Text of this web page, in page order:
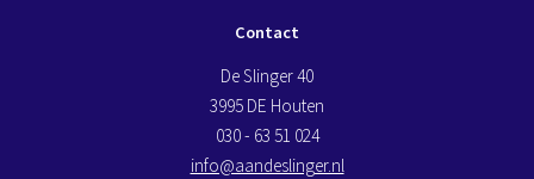
Contact
De Slinger 40
3995 DE Houten
030 - 63 51 024
info@aandeslinger.nl